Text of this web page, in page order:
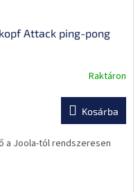
Attack ping-pong
Raktáron
Kosárba
a Joola-tól rendszeresen